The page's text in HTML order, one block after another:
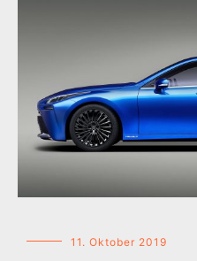
11. Oktober 2019